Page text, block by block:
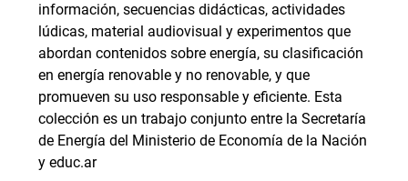
información, secuencias didácticas, actividades
lúdicas, material audiovisual y experimentos que
abordan contenidos sobre energía, su clasificación
en energía renovable y no renovable, y que
promueven su uso responsable y eficiente. Esta
colección es un trabajo conjunto entre la Secretaría
de Energía del Ministerio de Economía de la Nación
y educ.ar